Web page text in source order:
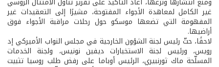
غير الكامل لمعاهدة الأجواء المفتوحة، مشيرًا إلى التعقيدات غير
المفهومة التي تضعها موسكو حول رحلات مراقبة الأجواء فوق
أراضيها.
لاحقًا، حثّ رئيس لجنة الشؤون الخارجية في مجلس النواب الأميركي إد
رويس، ورئيس لجنة الاستخبارات ديفين نونيس، ولجنة الخدمات
المسلّحة ماك ثورنبيري، الرئيس أوباما على رفض طلب روسيا تثبيت